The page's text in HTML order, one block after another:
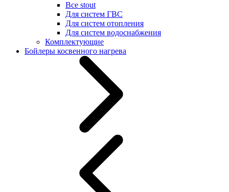
Все stout
Для систем ГВС
Для систем отопления
Для систем водоснабжения
Комплектующие
Бойлеры косвенного нагрева